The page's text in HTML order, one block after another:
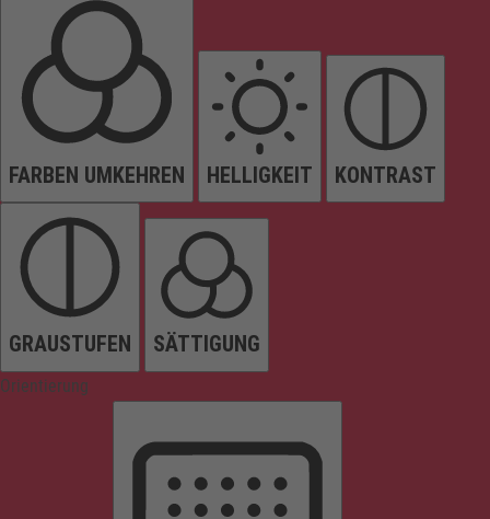
FARBEN UMKEHREN HELLIGKEIT KONTRAST
GRAUSTUFEN SÄTTIGUNG
Orientierung